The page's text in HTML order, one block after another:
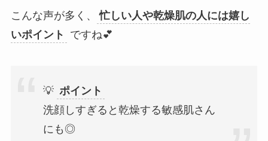
こんな声が多く、
忙しい人や乾燥肌の人には嬉し
いポイント
ですね💕
💡 ポイント
洗顔しすぎると乾燥する敏感肌さん
にも◎